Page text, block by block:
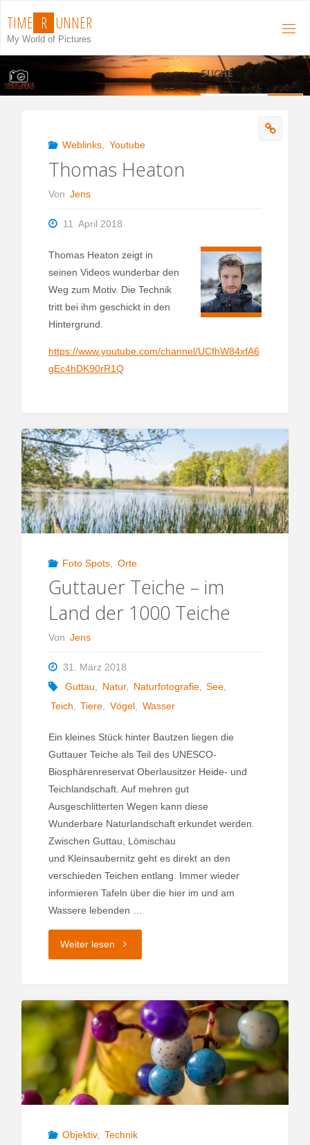
Inhalt
springen
TIME R UNNER
My World of Pictures
SUCHE
Weblinks, Youtube
Thomas Heaton
Von Jens
11. April 2018
Thomas Heaton zeigt in
seinen Videos wunderbar den
Weg zum Motiv. Die Technik
tritt bei ihm geschickt in den
Hintergrund.
https://www.youtube.com/channel/UCfhW84xfA6
gEc4hDK90rR1Q
Foto Spots, Orte
Guttauer Teiche – im
Land der 1000 Teiche
Von Jens
31. März 2018
Guttau, Natur, Naturfotografie, See,
Teich, Tiere, Vögel, Wasser
Ein kleines Stück hinter Bautzen liegen die
Guttauer Teiche als Teil des UNESCO-
Biosphärenreservat Oberlausitzer Heide- und
Teichlandschaft. Auf mehren gut
Ausgeschlitterten Wegen kann diese
Wunderbare Naturlandschaft erkundet werden.
Zwischen Guttau, Lömischau
und Kleinsaubernitz geht es direkt an den
verschieden Teichen entlang. Immer wieder
informieren Tafeln über die hier im und am
Wassere lebenden …
Weiter lesen"Guttauer
–
im
Land
der
Objektiv, Technik